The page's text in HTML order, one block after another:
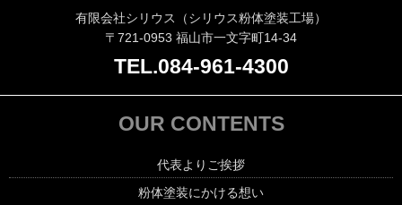
有限会社シリウス（シリウス粉体塗装工場）
〒721-0953 福山市一文字町14-34
TEL.084-961-4300
OUR CONTENTS
代表よりご挨拶
粉体塗装にかける想い